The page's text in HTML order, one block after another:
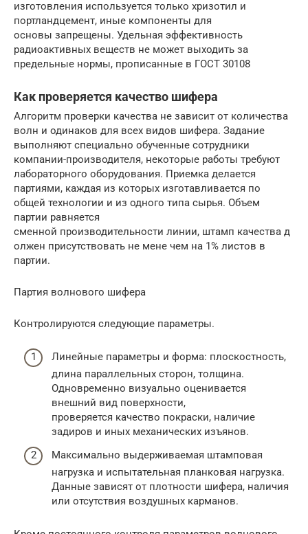
изготовления используется только хризотил и
портландцемент, иные компоненты для
основы запрещены. Удельная эффективность
радиоактивных веществ не может выходить за
предельные нормы, прописанные в ГОСТ 30108
Как проверяется качество шифера
Алгоритм проверки качества не зависит от количества
волн и одинаков для всех видов шифера. Задание
выполняют специально обученные сотрудники
компании-производителя, некоторые работы требуют
лабораторного оборудования. Приемка делается
партиями, каждая из которых изготавливается по
общей технологии и из одного типа сырья. Объем
партии равняется
сменной производительности линии, штамп качества д
олжен присутствовать не мене чем на 1% листов в
партии.
Партия волнового шифера
Контролируются следующие параметры.
Линейные параметры и форма: плоскостность,
длина параллельных сторон, толщина.
Одновременно визуально оценивается
внешний вид поверхности,
проверяется качество покраски, наличие
задиров и иных механических изъянов.
Максимально выдерживаемая штамповая
нагрузка и испытательная планковая нагрузка.
Данные зависят от плотности шифера, наличия
или отсутствия воздушных карманов.